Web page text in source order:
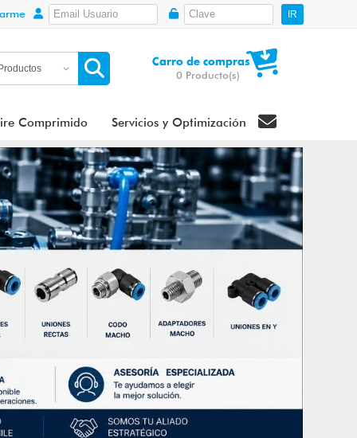
IR
Comprimido Servicios y Optimización
Carro de compras
0 Producto(s)